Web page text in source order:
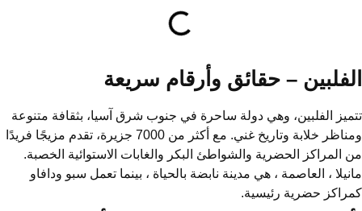
الفلبين – حقائق وأرقام سريعة
تتميز الفلبين، وهي دولة ساحرة في جنوب شرق آسيا، بثقافة متنوعة
ومناظر خلابة وتاريخ غني. مع أكثر من 7000 جزيرة، تقدم مزيجًا فريدًا
من المراكز الحضرية والشواطئ البكر والغابات الاستوائية الخصبة.
مانيلا ، العاصمة ، هي مدينة نابضة بالحياة ، بينما تعمل سبو ودافاو
كمراكز حضرية رئيسية.